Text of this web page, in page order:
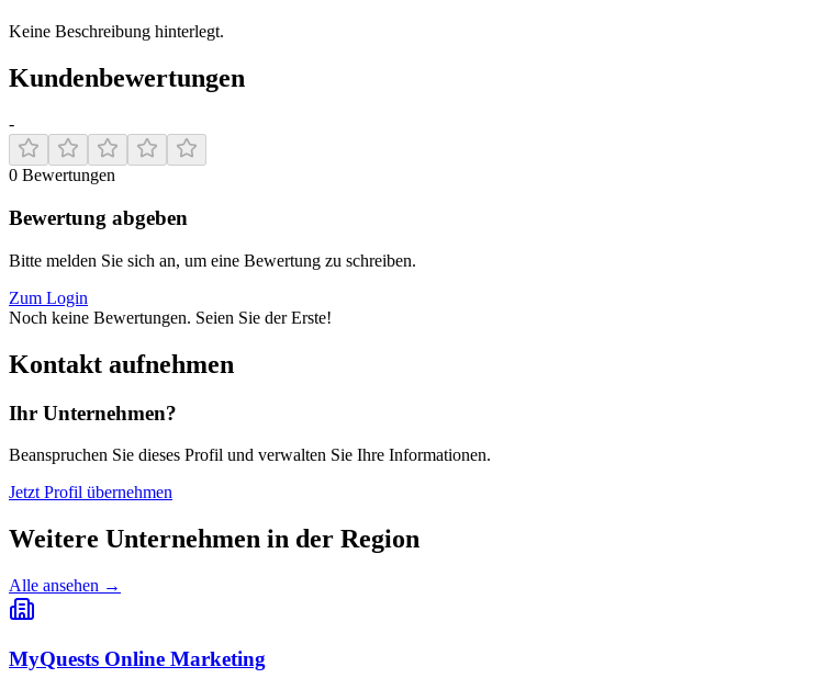
Keine Beschreibung hinterlegt.
Kundenbewertungen
-
0 Bewertungen
Bewertung abgeben
Bitte melden Sie sich an, um eine Bewertung zu schreiben.
Zum Login
Noch keine Bewertungen. Seien Sie der Erste!
Kontakt aufnehmen
Ihr Unternehmen?
Beanspruchen Sie dieses Profil und verwalten Sie Ihre Informationen.
Jetzt Profil übernehmen
Weitere Unternehmen in der Region
Alle ansehen →
MyQuests Online Marketing